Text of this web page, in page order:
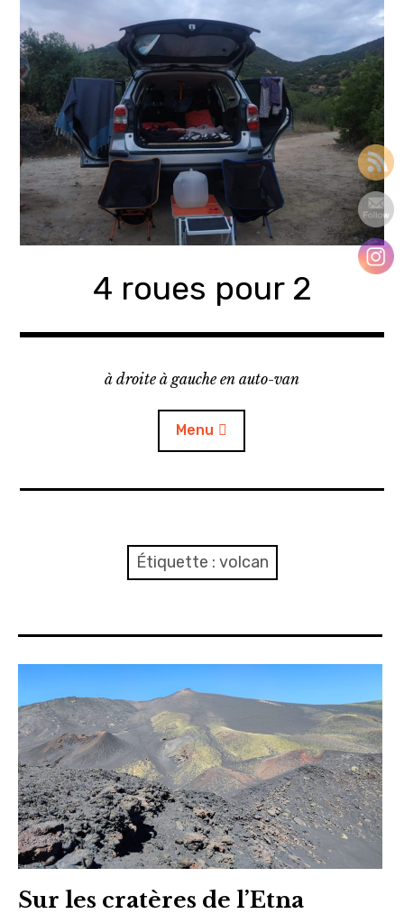
Accéder
contenu
principal
4 roues pour 2
à droite à gauche en auto-van
Menu
L’auto
Étiquette : volcan
Sur les cratères de l’Etna